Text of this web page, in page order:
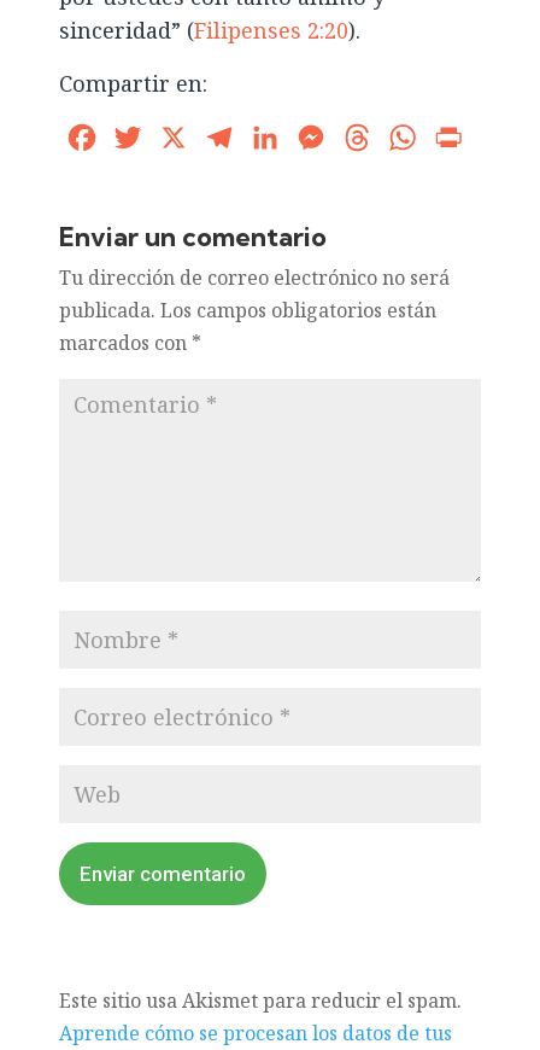
sinceridad” (Filipenses 2:20).
Compartir en:
FacebookTwitter TelegramLinkedInMessengerThreadsWhatsApp
Enviar un comentario
Tu dirección de correo electrónico no será
publicada. Los campos obligatorios están
marcados con *
Enviar comentario
Este sitio usa Akismet para reducir el spam.
Aprende cómo se procesan los datos de tus